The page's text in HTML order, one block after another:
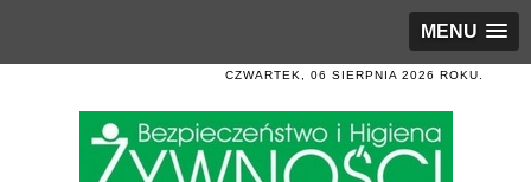
MENU
CZWARTEK, 06 SIERPNIA 2026 ROKU.